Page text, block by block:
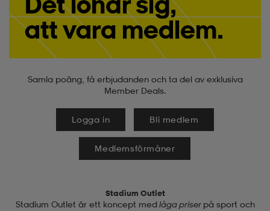
Samla poäng, få erbjudanden och ta del av exklusiva
Member Deals.
Logga in Bli medlem
Medlemsförmåner
Stadium Outlet
Stadium Outlet är ett koncept medlåga priser på sport och